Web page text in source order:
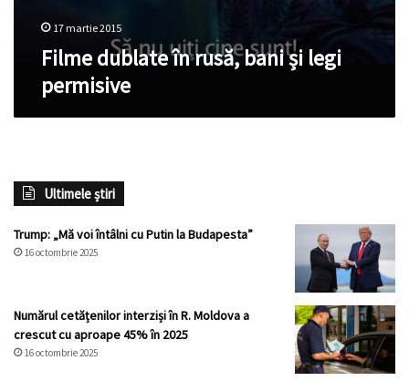
17 martie 2015
Filme dublate în rusă, bani și legi
permisive
Ultimele știri
Trump: „Mă voi întâlni cu Putin la Budapesta”
16 octombrie 2025
Numărul cetățenilor interziși în R. Moldova a
crescut cu aproape 45% în 2025
16 octombrie 2025